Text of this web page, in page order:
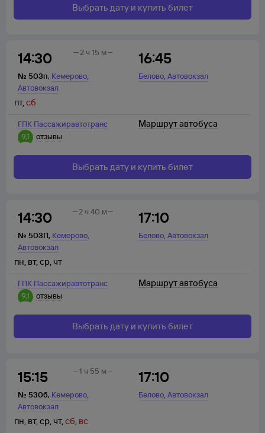
Выбрать дату и купить билет
14:30
№ 503п, Кемерово,
Автовокзал
16:45
Белово,Автовокзал
2 ч 15 м
ГПК Пассажиравтотранс
9,1
отзывы
пт,сб
Маршрут автобуса
Выбрать дату и купить билет
14:30
№ 503П, Кемерово,
Автовокзал
17:10
Белово,Автовокзал
2 ч 40 м
ГПК Пассажиравтотранс
9,1
отзывы
пн, вт,ср, чт
Маршрут автобуса
Выбрать дату и купить билет
15:15
№ 530б, Кемерово,
Автовокзал
17:10
Белово,Автовокзал
1 ч 55 м
пн, вт,ср, чт,сб, вс